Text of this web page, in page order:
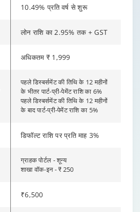
10.49% प्रति वर्ष से शुरू
लोन राशि का 2.95% तक + GST
अधिकतम ₹ 1,999
पहले डिस्बर्समेंट की तिथि के 12 महीनों
के भीतर पार्ट-प्री-पेमेंट राशि का 6%
पहले डिस्बर्समेंट की तिथि के 12 महीनों
के बाद पार्ट-प्री-पेमेंट राशि का 5%
डिफॉल्ट राशि पर प्रति माह 3%
ग्राहक पोर्टल - शून्य
शाखा वॉक-इन - ₹ 250
₹6,500